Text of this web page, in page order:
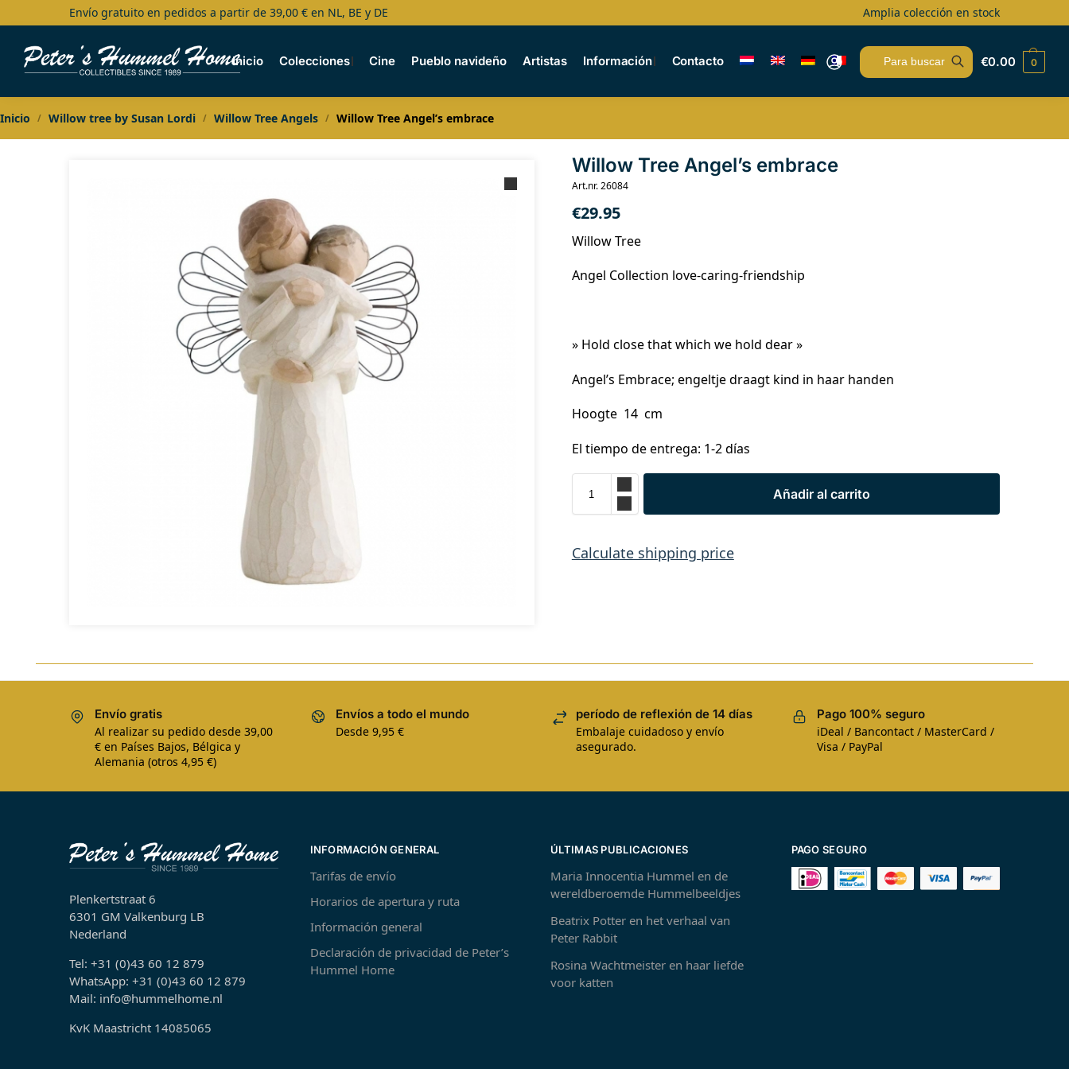
Envío gratuito en pedidos a partir de 39,00 € en NL, BE y DE Amplia colección en stock
Inicio Colecciones Cine Pueblo navideño Artistas Información Contacto
Search
€0.00 0
Inicio / Willow tree by Susan Lordi / Willow Tree Angels / Willow Tree Angel’s embrace
Willow Tree Angel’s embrace
Art.nr. 26084
€29.95
Willow Tree
Angel Collection love-caring-friendship
» Hold close that which we hold dear »
Angel’s Embrace; engeltje draagt kind in haar handen
Hoogte 14 cm
El tiempo de entrega: 1-2 días
Añadir al carrito
Calculate shipping price
Envío gratis
Al realizar su pedido desde 39,00
€ en Países Bajos, Bélgica y
Alemania (otros 4,95 €)
Envíos a todo el mundo
Desde 9,95 €
período de reflexión de 14 días
Embalaje cuidadoso y envío
asegurado.
Pago 100% seguro
iDeal / Bancontact / MasterCard /
Visa / PayPal
Plenkertstraat 6
6301 GM Valkenburg LB
Nederland
Tel: +31 (0)43 60 12 879
WhatsApp: +31 (0)43 60 12 879
Mail: info@hummelhome.nl
KvK Maastricht 14085065
INFORMACIÓN GENERAL
Tarifas de envío
Horarios de apertura y ruta
Información general
Declaración de privacidad de Peter’s
Hummel Home
ÚLTIMAS PUBLICACIONES
Maria Innocentia Hummel en de
wereldberoemde Hummelbeeldjes
Beatrix Potter en het verhaal van
Peter Rabbit
Rosina Wachtmeister en haar liefde
voor katten
PAGO SEGURO